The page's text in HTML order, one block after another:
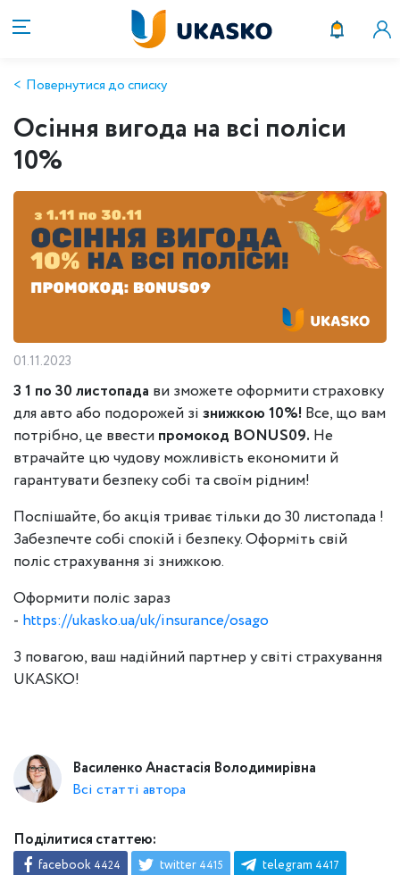
Повернутися до списку
Осіння вигода на всі поліси
10%
01.11.2023
З 1 по 30 листопада ви зможете оформити страховку
для авто або подорожей зі знижкою 10%! Все, що вам
потрібно, це ввести промокод BONUS09. Не
втрачайте цю чудову можливість економити й
гарантувати безпеку собі та своїм рідним!
Поспішайте, бо акція триває тільки до 30 листопада !
Забезпечте собі спокій і безпеку. Оформіть свій
поліс страхування зі знижкою.
Оформити поліс зараз
- https://ukasko.ua/uk/insurance/osago
З повагою, ваш надійний партнер у світі страхування
UKASKO!
Василенко Анастасія Володимирівна
Всі статті автора
Поділитися статтею:
facebook 4424 twitter 4415 telegram 4417